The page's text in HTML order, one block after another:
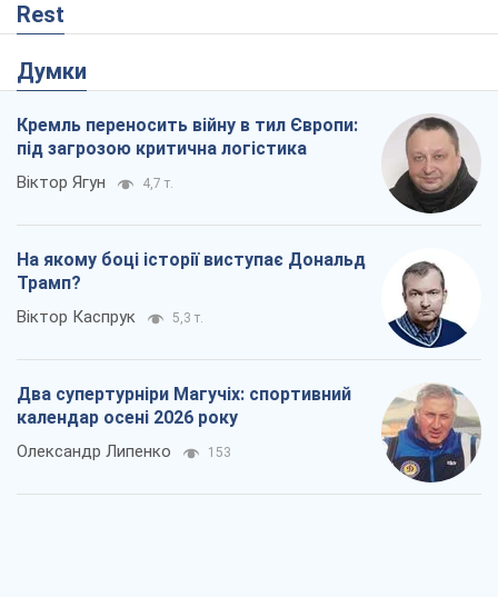
Rest
Думки
Кремль переносить війну в тил Європи:
під загрозою критична логістика
Віктор Ягун 4,7 т.
На якому боці історії виступає Дональд
Трамп?
Віктор Каспрук 5,3 т.
Два супертурніри Магучіх: спортивний
календар осені 2026 року
Олександр Липенко 153